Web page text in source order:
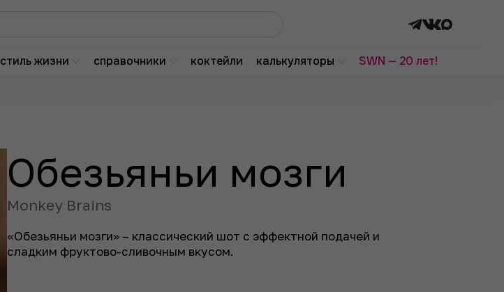
стиль жизни справочники коктейли калькуляторы SWN — 20 лет!
Обезьяньи мозги
Monkey Brains
«Обезьяньи мозги» – классический шот с эффектной подачей и
сладким фруктово-сливочным вкусом.